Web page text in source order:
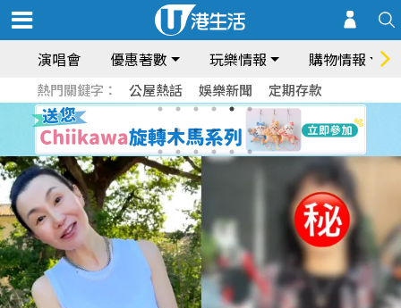
演唱會 優惠著數 玩樂情報 購物情報
熱門關鍵字： 公屋熱話 娛樂新聞 定期存款